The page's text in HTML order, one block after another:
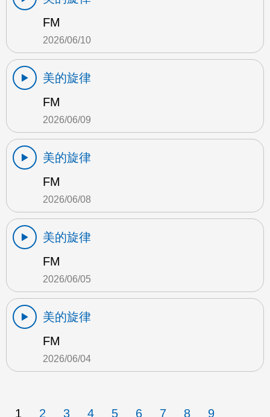
FM
2026/06/10
美的旋律
FM
2026/06/09
美的旋律
FM
2026/06/08
美的旋律
FM
2026/06/05
美的旋律
FM
2026/06/04
1 2 3 4 5 6 7 8 9